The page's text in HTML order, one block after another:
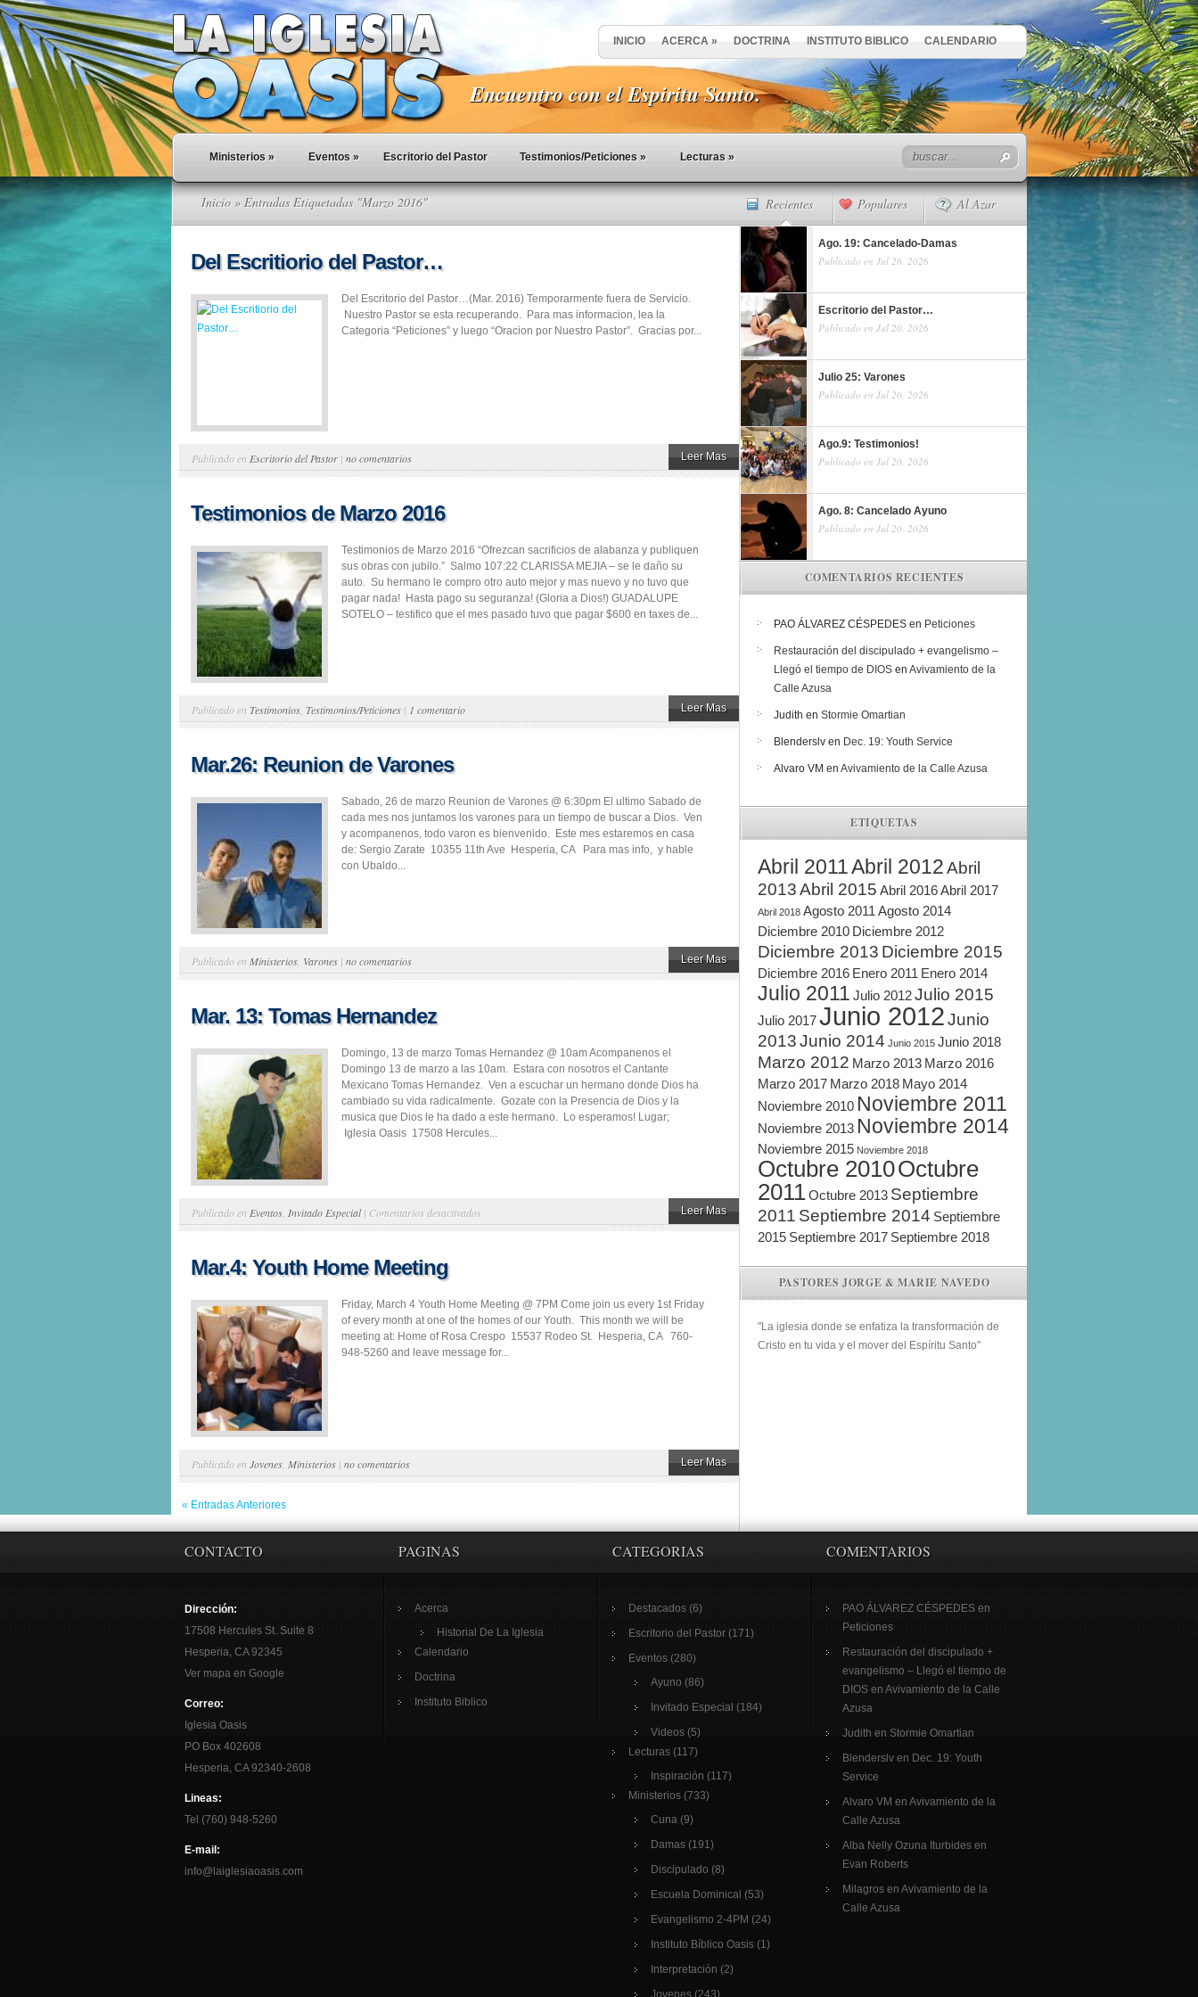
INICIO ACERCA » DOCTRINA INSTITUTO BIBLICO CALENDARIO
Encuentro con el Espiritu Santo.
Ministerios » Eventos » Escritorio del Pastor Testimonios/Peticiones » Lecturas »
Inicio » Entradas Etiquetadas "Marzo 2016"
Del Escritiorio del Pastor…
Del Escritorio del Pastor…(Mar. 2016) Temporarmente fuera de Servicio.
Nuestro Pastor se esta recuperando. Para mas informacion, lea la
Categoria “Peticiones” y luego “Oracion por Nuestro Pastor”. Gracias por...
Publicado en Escritorio del Pastor | no comentarios Leer Mas
Testimonios de Marzo 2016
Testimonios de Marzo 2016 “Ofrezcan sacrificios de alabanza y publiquen
sus obras con jubilo.” Salmo 107:22 CLARISSA MEJIA – se le daño su
auto. Su hermano le compro otro auto mejor y mas nuevo y no tuvo que
pagar nada! Hasta pago su seguranza! (Gloria a Dios!) GUADALUPE
SOTELO – testifico que el mes pasado tuvo que pagar $600 en taxes de...
Publicado en Testimonios Testimonios/Peticiones | 1 comentario Leer Mas
Mar.26: Reunion de Varones
Sabado, 26 de marzo Reunion de Varones @ 6:30pm El ultimo Sabado de
cada mes nos juntamos los varones para un tiempo de buscar a Dios. Ven
y acompanenos, todo varon es bienvenido. Este mes estaremos en casa
de: Sergio Zarate 10355 11th Ave Hesperia, CA Para mas info, y hable
con Ubaldo...
Publicado en Ministerios Varones | no comentarios Leer Mas
Mar. 13: Tomas Hernandez
Domingo, 13 de marzo Tomas Hernandez @ 10am Acompanenos el
Domingo 13 de marzo a las 10am. Estara con nosotros el Cantante
Mexicano Tomas Hernandez. Ven a escuchar un hermano donde Dios ha
cambiado su vida radicalmente. Gozate con la Presencia de Dios y la
musica que Dios le ha dado a este hermano. Lo esperamos! Lugar;
Iglesia Oasis 17508 Hercules...
Publicado en Eventos Invitado Especial| Comentarios desactivados
Mar.
Hernandez
Leer Mas
Mar.4: Youth Home Meeting
Friday, March 4 Youth Home Meeting @ 7PM Come join us every 1st Friday
of every month at one of the homes of our Youth. This month we will be
meeting at: Home of Rosa Crespo 15537 Rodeo St. Hesperia, CA 760-
948-5260 and leave message for...
Publicado en Jovenes Ministerios | no comentarios Leer Mas
« Entradas Anteriores
Recientes Populares Al Azar
Ago. 19: Cancelado-Damas
Publicado en Jul 26, 2026
Escritorio del Pastor…
Publicado en Jul 20, 2026
Julio 25: Varones
Publicado en Jul 20, 2026
Ago.9: Testimonios!
Publicado en Jul 20, 2026
Ago. 8: Cancelado Ayuno
Publicado en Jul 20, 2026
COMENTARIOS RECIENTES
PAO ÁLVAREZ CÉSPEDES en Peticiones
Restauración del discipulado + evangelismo –
Llegó el tiempo de DIOS en Avivamiento de la
Calle Azusa
Judith en Stormie Omartian
Blenderslv en Dec. 19: Youth Service
Alvaro VM en Avivamiento de la Calle Azusa
ETIQUETAS
Abril 2011Abril 2012Abril
2013Abril 2015 Abril 2016Abril 2017
Abril 2018 Agosto 2011 Agosto 2014
Diciembre 2010 Diciembre 2012
Diciembre 2013 Diciembre 2015
Diciembre 2016 Enero 2011 Enero 2014
Julio 2011 Julio 2012Julio 2015
Julio 2017Junio 2012Junio
2013Junio 2014 Junio 2015 Junio 2018
Marzo 2012 Marzo 2013 Marzo 2016
Marzo 2017 Marzo 2018 Mayo 2014
Noviembre 2010 Noviembre 2011
Noviembre 2013 Noviembre 2014
Noviembre 2015 Noviembre 2018
Octubre 2010Octubre
2011Octubre 2013 Septiembre
2011 Septiembre 2014 Septiembre
2015 Septiembre 2017 Septiembre 2018
PASTORES JORGE & MARIE NAVEDO
"La iglesia donde se enfatiza la transformación de
Cristo en tu vida y el mover del Espíritu Santo"
CONTACTO
Dirección:
17508 Hercules St. Suite 8
Hesperia, CA 92345
Ver mapa en Google
Correo:
Iglesia Oasis
PO Box 402608
Hesperia, CA 92340-2608
Lineas:
Tel (760) 948-5260
E-mail:
info@laiglesiaoasis.com
PAGINAS
Acerca
Historial De La Iglesia
Calendario
Doctrina
Instituto Biblico
CATEGORIAS
Destacados (6)
Escritorio del Pastor (171)
Eventos (280)
Ayuno (86)
Invitado Especial (184)
Videos (5)
Lecturas (117)
Inspiración (117)
Ministerios (733)
Cuna (9)
Damas (191)
Discipulado (8)
Escuela Dominical (53)
Evangelismo 2-4PM (24)
Instituto Bíblico Oasis (1)
Interpretación (2)
Jovenes (243)
COMENTARIOS
PAO ÁLVAREZ CÉSPEDES en
Peticiones
Restauración del discipulado +
evangelismo – Llegó el tiempo de
DIOS en Avivamiento de la Calle
Azusa
Judith en Stormie Omartian
Blenderslv en Dec. 19: Youth
Service
Alvaro VM en Avivamiento de la
Calle Azusa
Alba Nelly Ozuna Iturbides en
Evan Roberts
Milagros en Avivamiento de la
Calle Azusa